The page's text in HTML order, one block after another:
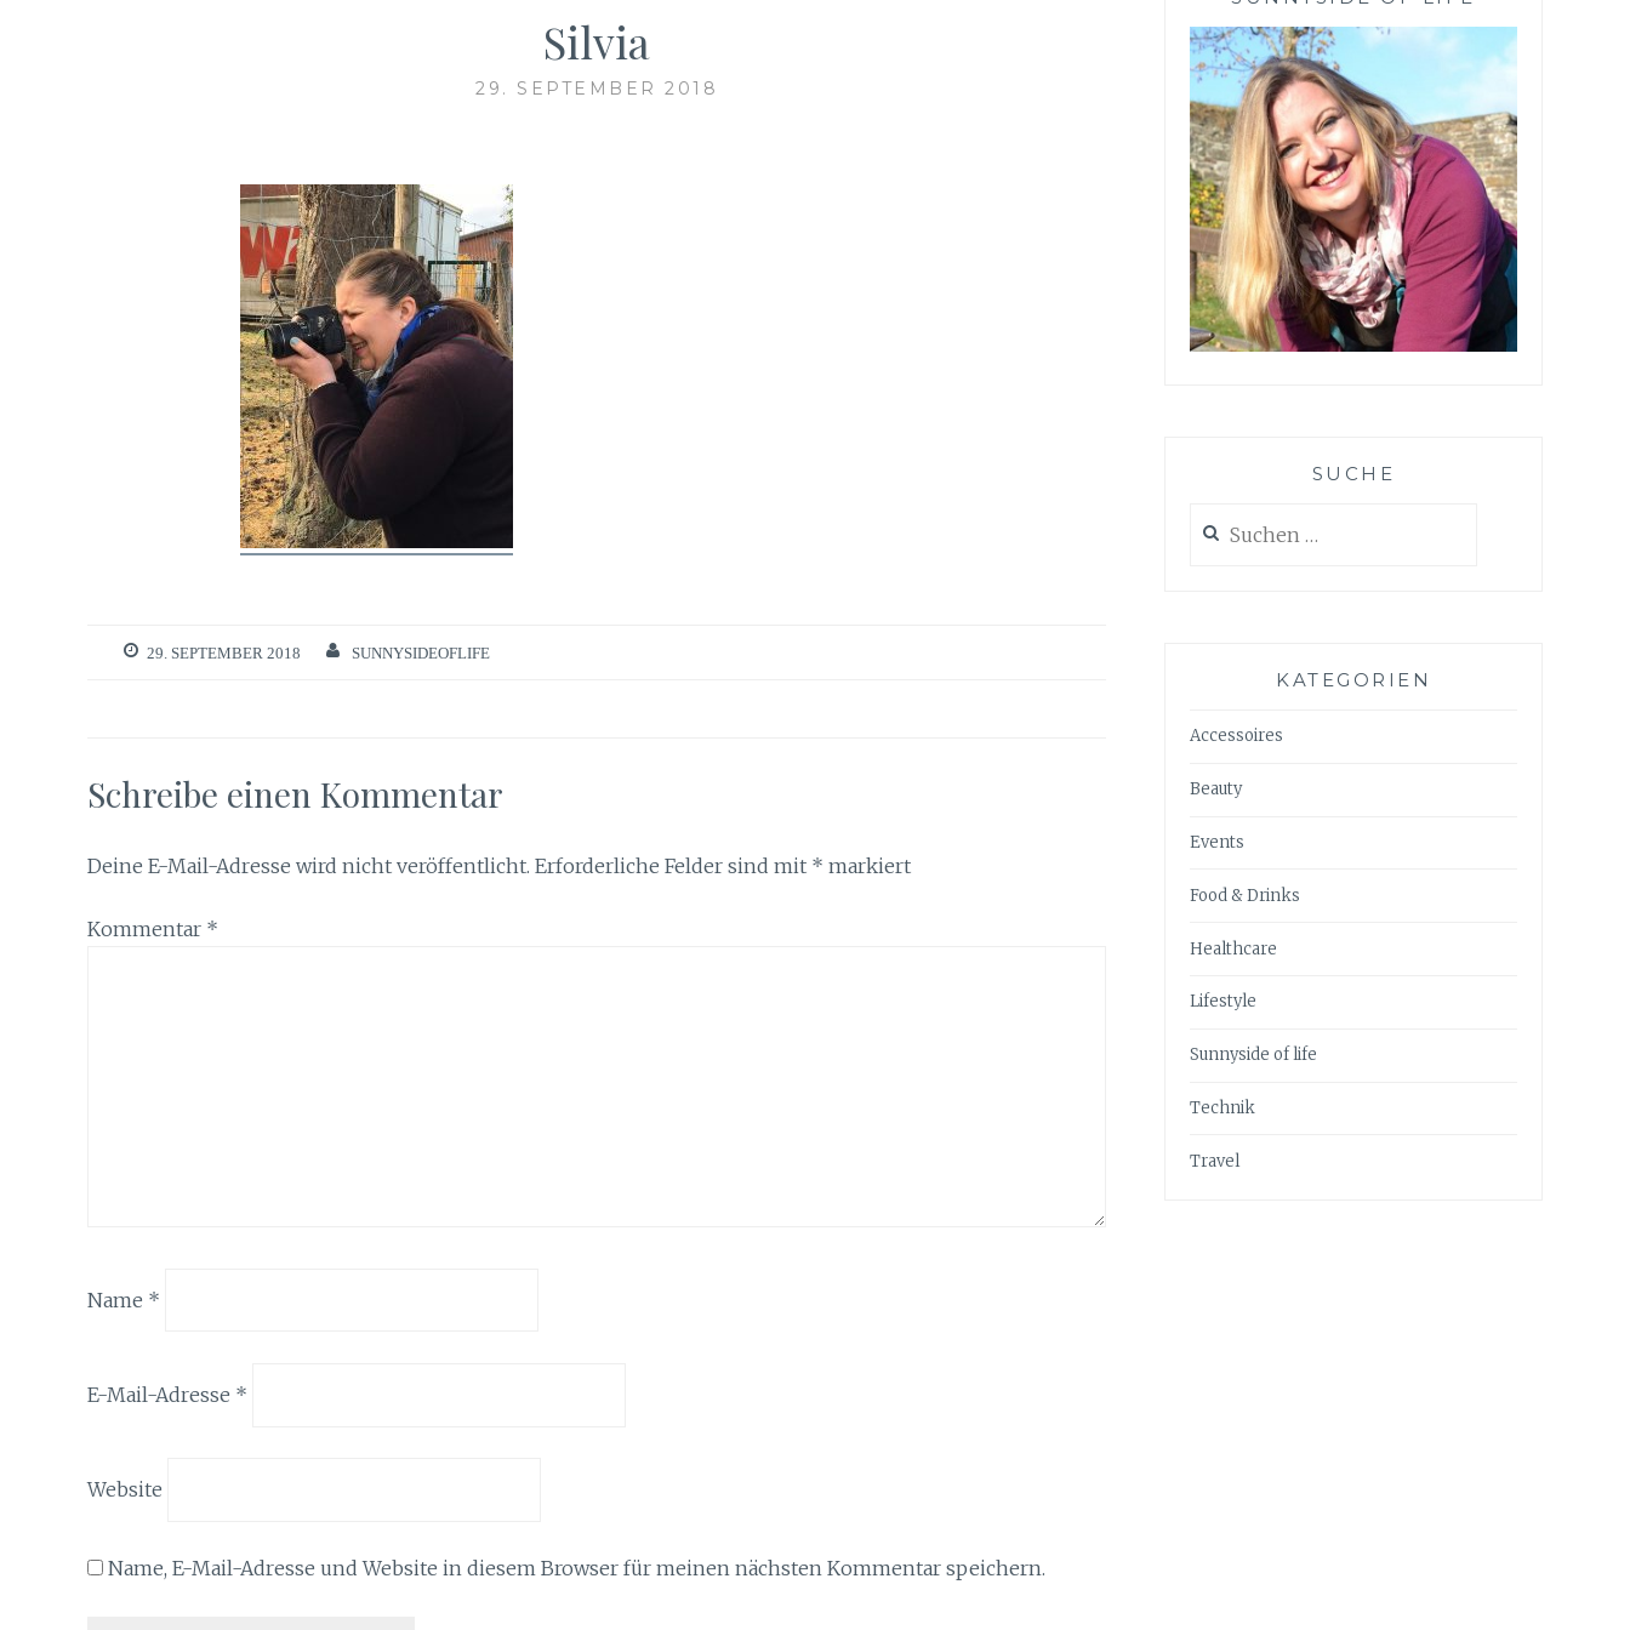
Silvia
29. SEPTEMBER 2018
29. SEPTEMBER 2018 SUNNYSIDEOFLIFE
Schreibe einen Kommentar
Deine E-Mail-Adresse wird nicht veröffentlicht. Erforderliche Felder sind mit * markiert
Kommentar *
Name *
E-Mail-Adresse *
Website
Name, E-Mail-Adresse und Website in diesem Browser für meinen nächsten Kommentar speichern.
SUCHE
nach:
KATEGORIEN
Accessoires
Beauty
Events
Food & Drinks
Healthcare
Lifestyle
Sunnyside of life
Technik
Travel